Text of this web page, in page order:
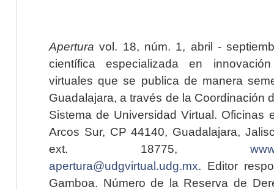
Apertura vol. 18, núm. 1, abril -
científica especializada en
virtuales que se publica de manera
Guadalajara, a través de la Coordinación
Sistema de Universidad Virtual. Oficinas
Arcos Sur, CP 44140, Guadalajara,
ext. 18775,
apertura@udgvirtual.udg.mx. Editor
Gamboa. Número de la Reserva de